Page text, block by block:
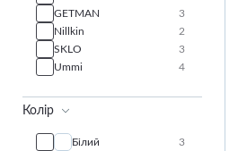
GETMAN
3
Nillkin
2
SKLO
3
Ummi
4
Колір
Білий
3